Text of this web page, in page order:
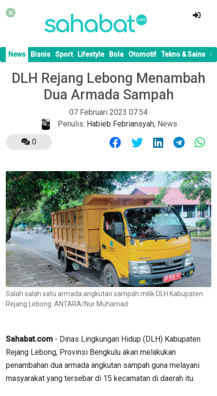
News Bisnis Sport Lifestyle Bola Otomotif Tekno & Sains
DLH Rejang Lebong Menambah
Dua Armada Sampah
07 Februari 2023 07:54
Penulis: Habieb Febriansyah, News
0
Salah salah satu armada angkutan sampah milik DLH Kabupaten
Rejang Lebong. ANTARA/Nur Muhamad
Sahabat.com - Dinas Lingkungan Hidup (DLH) Kabupaten
Rejang Lebong, Provinsi Bengkulu akan melakukan
penambahan dua armada angkutan sampah guna melayani
masyarakat yang tersebar di 15 kecamatan di daerah itu.